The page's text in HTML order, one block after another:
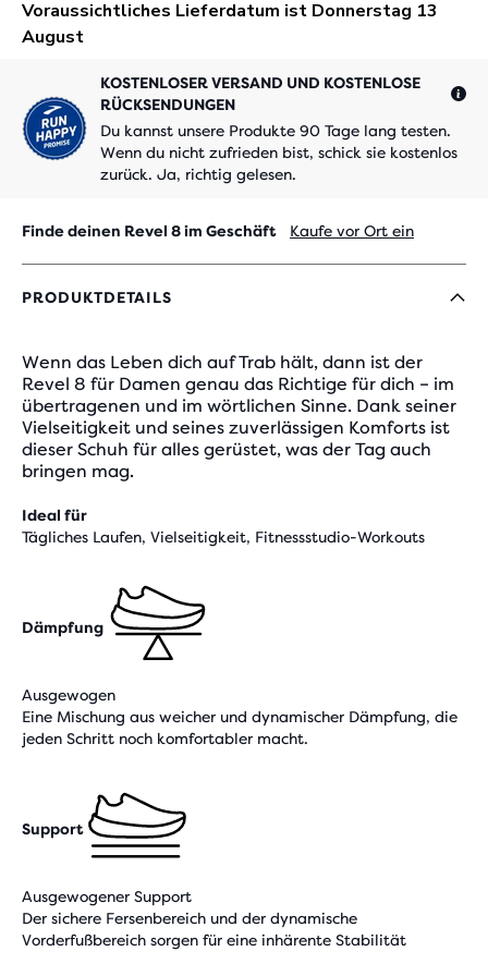
KOSTENLOSER VERSAND UND KOSTENLOSE
RÜCKSENDUNGEN
Du kannst unsere Produkte 90 Tage lang testen.
Wenn du nicht zufrieden bist, schick sie kostenlos
zurück. Ja, richtig gelesen.
Finde deinen Revel 8 im Geschäft Kaufe vor Ort ein
PRODUKTDETAILS
Wenn das Leben dich auf Trab hält, dann ist der
Revel 8 für Damen genau das Richtige für dich – im
übertragenen und im wörtlichen Sinne. Dank seiner
Vielseitigkeit und seines zuverlässigen Komforts ist
dieser Schuh für alles gerüstet, was der Tag auch
bringen mag.
Ideal für
Tägliches Laufen, Vielseitigkeit, Fitnessstudio-Workouts
Dämpfung
Ausgewogen
Eine Mischung aus weicher und dynamischer Dämpfung, die
jeden Schritt noch komfortabler macht.
Support
Ausgewogener Support
Der sichere Fersenbereich und der dynamische
Vorderfußbereich sorgen für eine inhärente Stabilität